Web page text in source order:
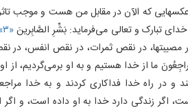
که الآن در مقابل من هست و موجب
تبارک و تعالی می‌فرماید: بَشِّرِ الصَّابِرینَ«۳»
مصیبتها، در نقص ثمرات، در نقص انفس، در
راجِعُونَ ما از خدا هستیم و به او برمی‌گردیم،
و در راه خدا فداکاری کردند و به خدا
اگر زندگی دارد خدا به او داده است، و اگر